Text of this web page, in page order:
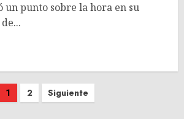
un punto sobre la hora en su
1 2 Siguiente